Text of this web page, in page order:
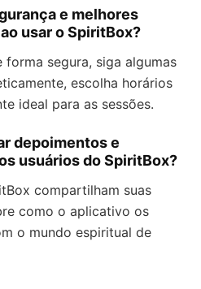
e melhores
usar o SpiritBox?
forma segura, siga algumas
escolha horários
ideal para as sessões.
depoimentos e
usuários do SpiritBox?
compartilham suas
como o aplicativo os
o mundo espiritual de